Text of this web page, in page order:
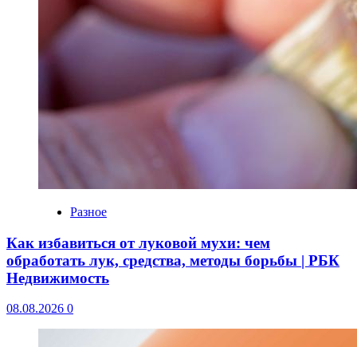
Разное
Как избавиться от луковой мухи: чем
обработать лук, средства, методы борьбы | РБК
Недвижимость
08.08.2026 0